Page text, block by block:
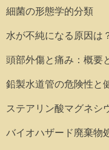
細菌の形態学的分類
水が不純になる原因は
頭部外傷と痛み：概要
鉛製水道管の危険性と
ステアリン酸マグネシ
バイオハザード廃棄物